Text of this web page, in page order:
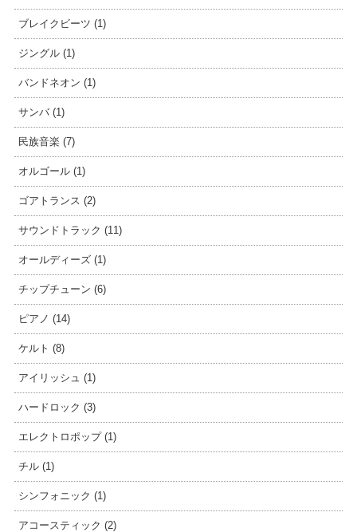
ブレイクビーツ (1)
ジングル (1)
バンドネオン (1)
サンバ (1)
民族音楽 (7)
オルゴール (1)
ゴアトランス (2)
サウンドトラック (11)
オールディーズ (1)
チップチューン (6)
ピアノ (14)
ケルト (8)
アイリッシュ (1)
ハードロック (3)
エレクトロポップ (1)
チル (1)
シンフォニック (1)
アコースティック (2)